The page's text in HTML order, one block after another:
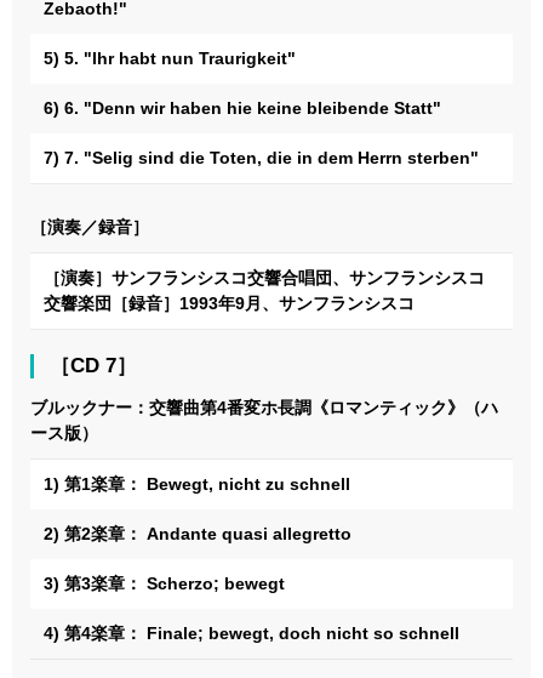
Zebaoth!"
5) 5. "Ihr habt nun Traurigkeit"
6) 6. "Denn wir haben hie keine bleibende Statt"
7) 7. "Selig sind die Toten, die in dem Herrn sterben"
［演奏／録音］
［演奏］サンフランシスコ交響合唱団、サンフランシスコ
交響楽団［録音］1993年9月、サンフランシスコ
［CD 7］
ブルックナー：交響曲第4番変ホ長調《ロマンティック》（ハ
ース版）
1) 第1楽章： Bewegt, nicht zu schnell
2) 第2楽章： Andante quasi allegretto
3) 第3楽章： Scherzo; bewegt
4) 第4楽章： Finale; bewegt, doch nicht so schnell